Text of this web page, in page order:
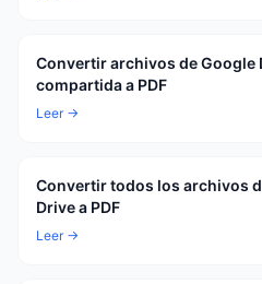
Convertir archivos de Google
compartida a PDF
Leer →
Convertir todos los archivos
Drive a PDF
Leer →